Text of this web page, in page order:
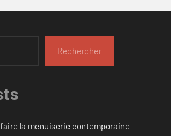
Rechercher
la menuiserie contemporaine